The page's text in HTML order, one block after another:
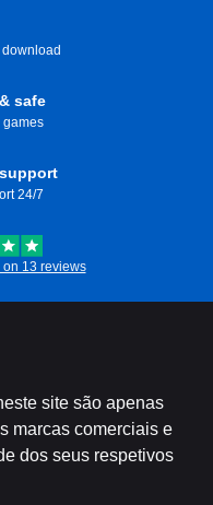
download
safe
games
24/7
on 13 reviews
site são apenas
marcas comerciais e
dos seus respetivos